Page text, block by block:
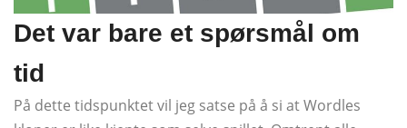
Det var bare et spørsmål om
tid
På dette tidspunktet vil jeg satse på å si at Wordles